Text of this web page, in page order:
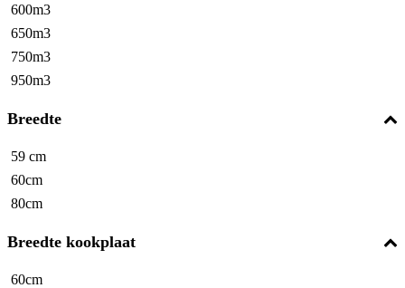
600m3
650m3
750m3
950m3
Breedte
59 cm
60cm
80cm
Breedte kookplaat
60cm